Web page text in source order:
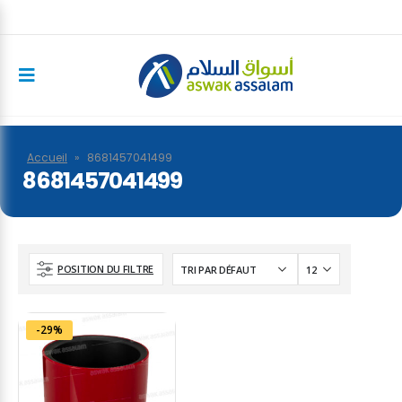
Accueil » 8681457041499
8681457041499
POSITION DU FILTRE
-29%